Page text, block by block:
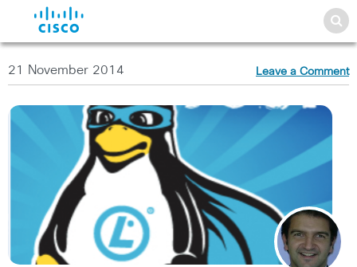
21 November 2014 Leave a Comment